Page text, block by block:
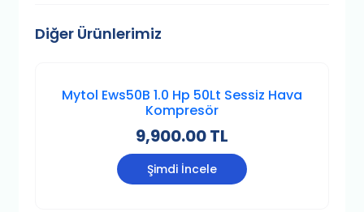
Diğer Ürünlerimiz
Mytol Ews50B 1.0 Hp 50Lt Sessiz Hava
Kompresör
9,900.00 TL
Şimdi İncele